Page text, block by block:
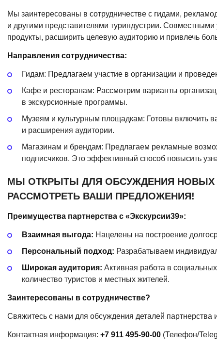
Мы заинтересованы в сотрудничестве с гидами,
и другими представителями туриндустрии.
продукты, расширить целевую аудиторию и привлечь
Направления сотрудничества:
Гидам: Предлагаем участие в организации и
Кафе и ресторанам: Рассмотрим варианты
в экскурсионные программы.
Музеям и культурным площадкам: Готовы
и расширения аудитории.
Магазинам и брендам: Предлагаем рекламные
подписчиков. Это эффективный способ повысить
МЫ ОТКРЫТЫ ДЛЯ ОБСУЖДЕНИЯ НОВЫХ
РАССМОТРЕТЬ ВАШИ ПРЕДЛОЖЕНИЯ!
Преимущества партнерства с «Экскурсии39»:
Взаимная выгода: Нацелены на построение
Персональный подход: Разрабатываем
Широкая аудитория: Активная работа в
количество туристов и местных жителей.
Заинтересованы в сотрудничестве?
Свяжитесь с нами для обсуждения деталей
Контактная информация: +7 911 495-90-00 (Телефон/